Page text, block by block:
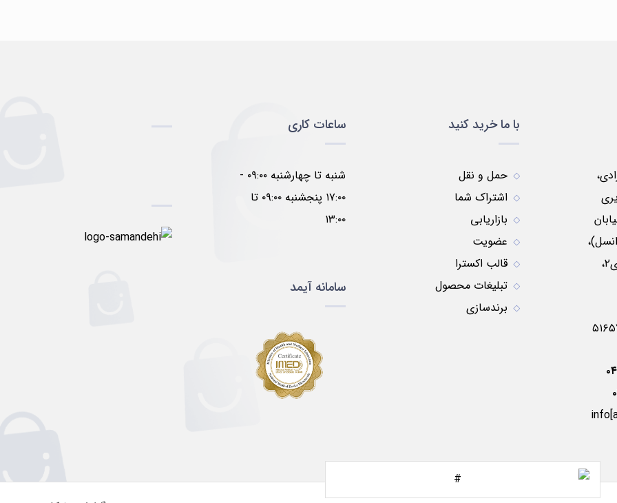
نبش کوچه موسوی۲،
با ما خرید کنید
حمل و نقل
اشتراک شما
بازاریابی
عضویت
قالب اکسترا
تبلیغات محصول
برندسازی
ساعات کاری
شنبه تا چهارشنبه ۰۹:۰۰ -
۱۷:۰۰ پنجشنبه ۰۹:۰۰ تا
۱۳:۰۰
سامانه آیمد